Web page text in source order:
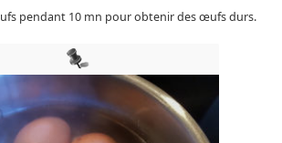
pendant 10 mn pour obtenir des œufs durs.